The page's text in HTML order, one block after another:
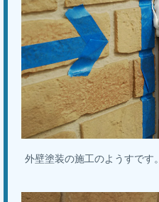
外壁塗装の施工のようすです。